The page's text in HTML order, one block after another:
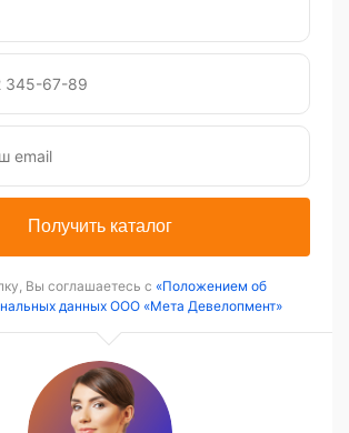
Получить каталог
Вы соглашаетесь с «Положением об
данных ООО «Мета Девелопмент»